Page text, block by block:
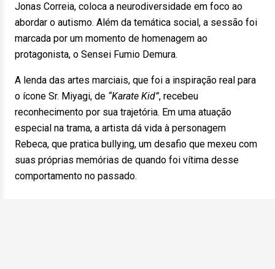
Jonas Correia, coloca a neurodiversidade em foco ao
abordar o autismo. Além da temática social, a sessão foi
marcada por um momento de homenagem ao
protagonista, o Sensei Fumio Demura.
A lenda das artes marciais, que foi a inspiração real para
o ícone Sr. Miyagi, de “Karate Kid”, recebeu
reconhecimento por sua trajetória. Em uma atuação
especial na trama, a artista dá vida à personagem
Rebeca, que pratica bullying, um desafio que mexeu com
suas próprias memórias de quando foi vítima desse
comportamento no passado.